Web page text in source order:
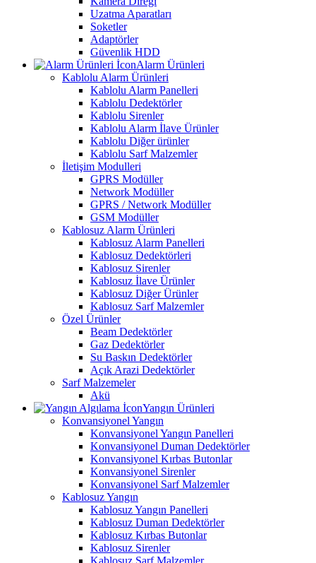
Uzatma Aparatları
Soketler
Adaptörler
Güvenlik HDD
Alarm Ürünleri
Kablolu Alarm Ürünleri
Kablolu Alarm Panelleri
Kablolu Dedektörler
Kablolu Sirenler
Kablolu Alarm İlave Ürünler
Kablolu Diğer ürünler
Kablolu Sarf Malzemler
İletişim Modulleri
GPRS Modüller
Network Modüller
GPRS / Network Modüller
GSM Modüller
Kablosuz Alarm Ürünleri
Kablosuz Alarm Panelleri
Kablosuz Dedektörleri
Kablosuz Sirenler
Kablosuz İlave Ürünler
Kablosuz Diğer Ürünler
Kablosuz Sarf Malzemler
Özel Ürünler
Beam Dedektörler
Gaz Dedektörler
Su Baskın Dedektörler
Açık Arazi Dedektörler
Sarf Malzemeler
Akü
Yangın Ürünleri
Konvansiyonel Yangın
Konvansiyonel Yangın Panelleri
Konvansiyonel Duman Dedektörler
Konvansiyonel Kırbas Butonlar
Konvansiyonel Sirenler
Konvansiyonel Sarf Malzemler
Kablosuz Yangın
Kablosuz Yangın Panelleri
Kablosuz Duman Dedektörler
Kablosuz Kırbas Butonlar
Kablosuz Sirenler
Kablosuz Sarf Malzemler